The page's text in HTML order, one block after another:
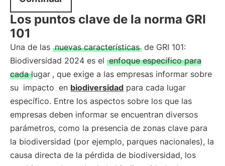
Los puntos clave de la norma GRI
101
Una de las nuevas características de GRI 101:
Biodiversidad 2024 es el enfoque específico para
cada lugar , que exige a las empresas informar sobre
su impacto en biodiversidad para cada lugar
específico. Entre los aspectos sobre los que las
empresas deben informar se encuentran diversos
parámetros, como la presencia de zonas clave para
la biodiversidad (por ejemplo, parques nacionales), la
causa directa de la pérdida de biodiversidad, los